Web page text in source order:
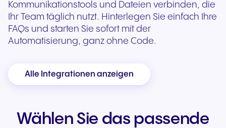
Kommunikationstools und Dateien verbinden, die
Ihr Team täglich nutzt. Hinterlegen Sie einfach Ihre
FAQs und starten Sie sofort mit der
Automatisierung, ganz ohne Code.
Alle Integrationen anzeigen
Wählen Sie das passende